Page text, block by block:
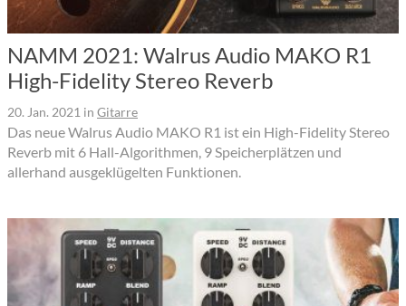
NAMM 2021: Walrus Audio MAKO R1
High-Fidelity Stereo Reverb
20. Jan. 2021 in Gitarre
Das neue Walrus Audio MAKO R1 ist ein High-Fidelity Stereo
Reverb mit 6 Hall-Algorithmen, 9 Speicherplätzen und
allerhand ausgeklügelten Funktionen.